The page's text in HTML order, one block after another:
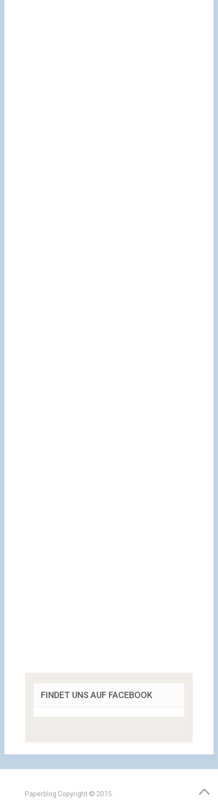
FINDET UNS AUF FACEBOOK
Paperblog Copyright © 2015.